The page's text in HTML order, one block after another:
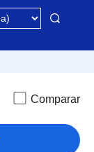
Comparar